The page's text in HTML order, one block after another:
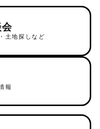
土地探しなど
報